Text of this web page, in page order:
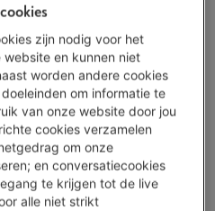
services
Repair
zijn nodig voor het
en kunnen niet
worden andere cookies
om informatie te
van onze website door jou
cookies verzamelen
om onze
en conversatiecookies
te krijgen tot de live
alle niet strikt